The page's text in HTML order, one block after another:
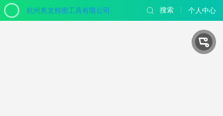
杭州奥龙精密工具有限公司 个人中心
搜索